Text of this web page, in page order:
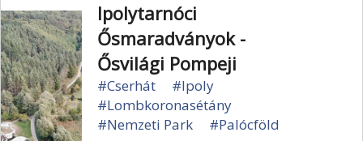
Ipolytarnóci
Ősmaradványok -
Ősvilági Pompeji
#Cserhát
#Ipoly
#Lombkoronasétány
#Nemzeti Park
#Palócföld